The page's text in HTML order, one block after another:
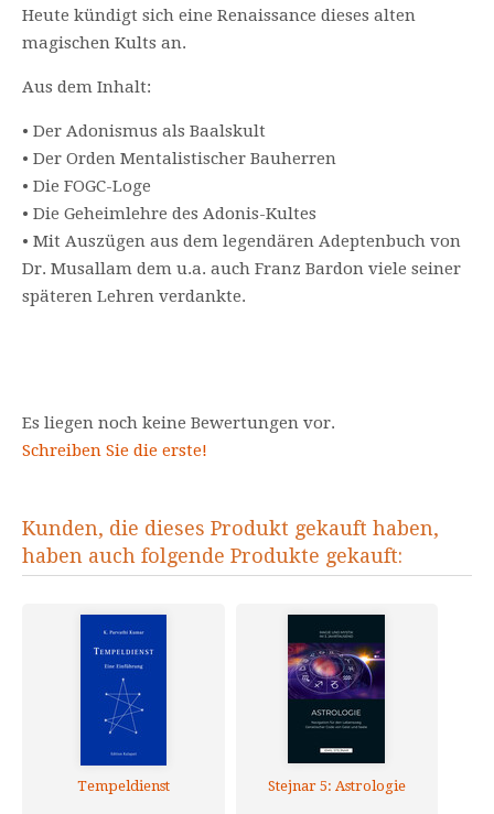
Heute kündigt sich eine Renaissance dieses alten
magischen Kults an.
Aus dem Inhalt:
• Der Adonismus als Baalskult
• Der Orden Mentalistischer Bauherren
• Die FOGC-Loge
• Die Geheimlehre des Adonis-Kultes
• Mit Auszügen aus dem legendären Adeptenbuch von
Dr. Musallam dem u.a. auch Franz Bardon viele seiner
späteren Lehren verdankte.
Es liegen noch keine Bewertungen vor.
Schreiben Sie die erste!
Kunden, die dieses Produkt gekauft haben,
haben auch folgende Produkte gekauft:
Tempeldienst Stejnar 5: Astrologie